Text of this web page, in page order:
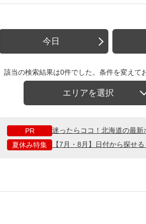
今日
該当の検索結果は0件でした。条件を変えて
エリアを選択
PR
迷ったらココ！北海道の最
夏休み特集
【7月・8月】日付から探せ